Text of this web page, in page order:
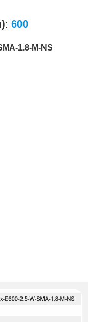
: 600
1.8-M-NS